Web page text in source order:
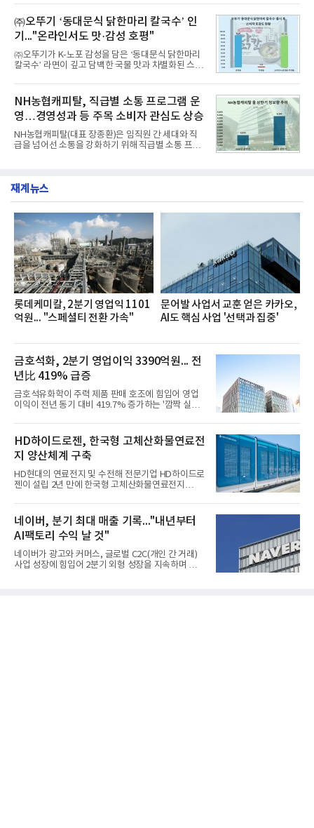
수력원자력, 한국석
떼는 6년 만에 선보이는 8세대 완전변경 모델로, ▲정
교한 선과 면을 중심으로 완성한 파격적인 디자인 ▲
과거 중형 세단 수준으로 확대된 차체 제원 ▲글로벌
최고 수준의 안전성 ▲성능과 효율을 동시에 높인 주
행 완성도 ▲첨단 편의 및 디지털 사양 적용 등을 통해
글로벌 준중형 세단의 새로운 기준을 세웠다.아반떼
는 가솔린 2.0과 1.6 하이브리드 두 가지 파워트레인
넘
㈜오뚜기 ‘동대문식 닭한마리 칼국수’ 인
기..."온라인서도 맛·감성 호평"
㈜오뚜기가 K-노포 감성을 담은 ‘동대문식 닭한마리
칼국수’ 라면이 깊고 담백한 국물 맛과 차별화된 스토
혔다.‘동대문식 닭한마리 칼국수’는 예상을 뛰어넘는
소비자 호응에 힘입어 지난 7월 13일 첫 선을 보인 지
단 18일 만에 누적 판매량 50만 개를 돌파하는 성과를
거두었다.이번 신제품은 개발진이 전국의 닭한마리
전문점을 직접 찾아 다니며 최적의 육수 비율을 완성
했다. 자극적이지 않으면서도 깊은 닭육수에 마늘의
개운한 풍미를 더했으며, 국물이 잘 배어들면서도 쫄
서도
NH농협캐피탈, 직급별 소통 프로그램 운
영…경영성과 등 주목 소비자 관심도 상승
NH농협캐피탈(대표 장종환)은 임직원 간 세대와 직
급을 넘어선 소통을 강화하기 위해 직급별 소통 프로
영지원부 홍보팀과 2026년 새로이(e)＊가 공동 주관
쳐 진행됐다.참고로 새로이(e)는 NH농협캐피탈 MZ
세대들로(과장~계장) 구성된 자율 참여조직으로, 조
직문화 혁신과 업무 효율성 향상을 위한 다양한 활동
을 추진하며,새로운 변화와 이로운 영향력을 조직전
반에 전파하는 역할
재계뉴스
롯데케미칼, 2분기 영업익 1101
억원... "스페셜티 전환 가속"
문어발 사업서 교훈 얻은 카카오,
AI도 핵심 사업 '선택과 집중'
금호석화, 2분기 영업이익 3390억원... 전
년比 419% 급증
금호석유화학이 주력 제품 판매 호조에 힘입어 영업
이익이 전년 동기 대비 419.7% 증가하는 '깜짝 실
업이익이 3390억원으로 지난해 동기보다 419.7% 증
가한 것으로 잠정 집계됐다고 7일 공시했다.매출은 2
조2682억원으로 지난해 동기 대비 27.9% 증가했다.
순이익은 3004억원으로 420.4% 늘었다.이번 호실적
은 주력 제품인 NB라텍스와 합성수지 판매 호조가 견
인한 것으로 풀이된다. 미국의 중국산 의료용 고무장
갑 관세 인상 이후 동남아 장갑업체의 가동률이 높아
성이 개선됐다.금호석유
HD하이드로젠, 한국형 고체산화물연료전
지 양산체계 구축
HD현대의 연료전지 및 수전해 전문기업 HD하이드로
젠이 설립 2년 만에 한국형 고체산화물연료전지
본격적인 시장 공략에 나선다.HD하이드로젠은 최근
한국전기안전공사(KESCO)로부터 SOFC 발전설비
‘HD250’과 ‘HD300’, 제조시설에 대한 사용전검사를
완료하고 제품 양산체계 구축했다고 밝혔다.HD250
과 HD300은 각각 249kW급과 285kW급의 중소형 발
전용 SOFC 제품이다. 이번 검사를 통해 HD하이드로
젠은 제품과 제조시설의 전기설비 안전성과 적합성을
네이버, 분기 최대 매출 기록..."내년부터
AI팩토리 수익 날 것"
네이버가 광고와 커머스, 글로벌 C2C(개인 간 거래)
사업 성장에 힘입어 2분기 외형 성장을 지속하며 역대